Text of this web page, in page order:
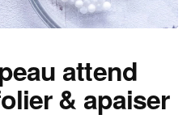
attend
& apaiser